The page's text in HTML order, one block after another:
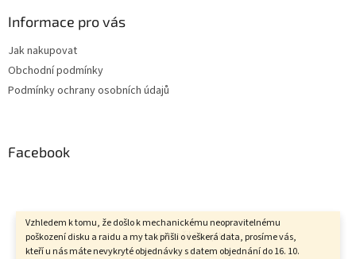
Vzhledem k tomu, že došlo k mechanickému neopravitelnému
poškození disku a raidu a my tak přišli o veškerá data, prosíme vás,
kteří u nás máte nevykryté objednávky s datem objednání do 16. 10.
Informace pro vás
Jak nakupovat
Obchodní podmínky
Podmínky ochrany osobních údajů
Facebook
Vytvořil Shoptet